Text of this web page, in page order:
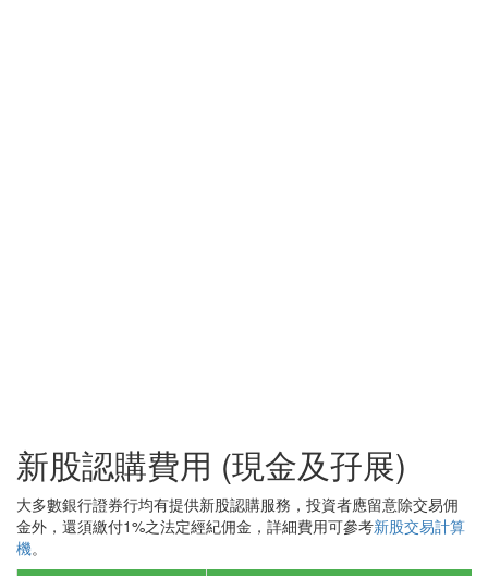
新股認購費用 (現金及孖展)
大多數銀行證券行均有提供新股認購服務，投資者應留意除交易佣
金外，還須繳付1%之法定經紀佣金，詳細費用可參考新股交易計算
機。